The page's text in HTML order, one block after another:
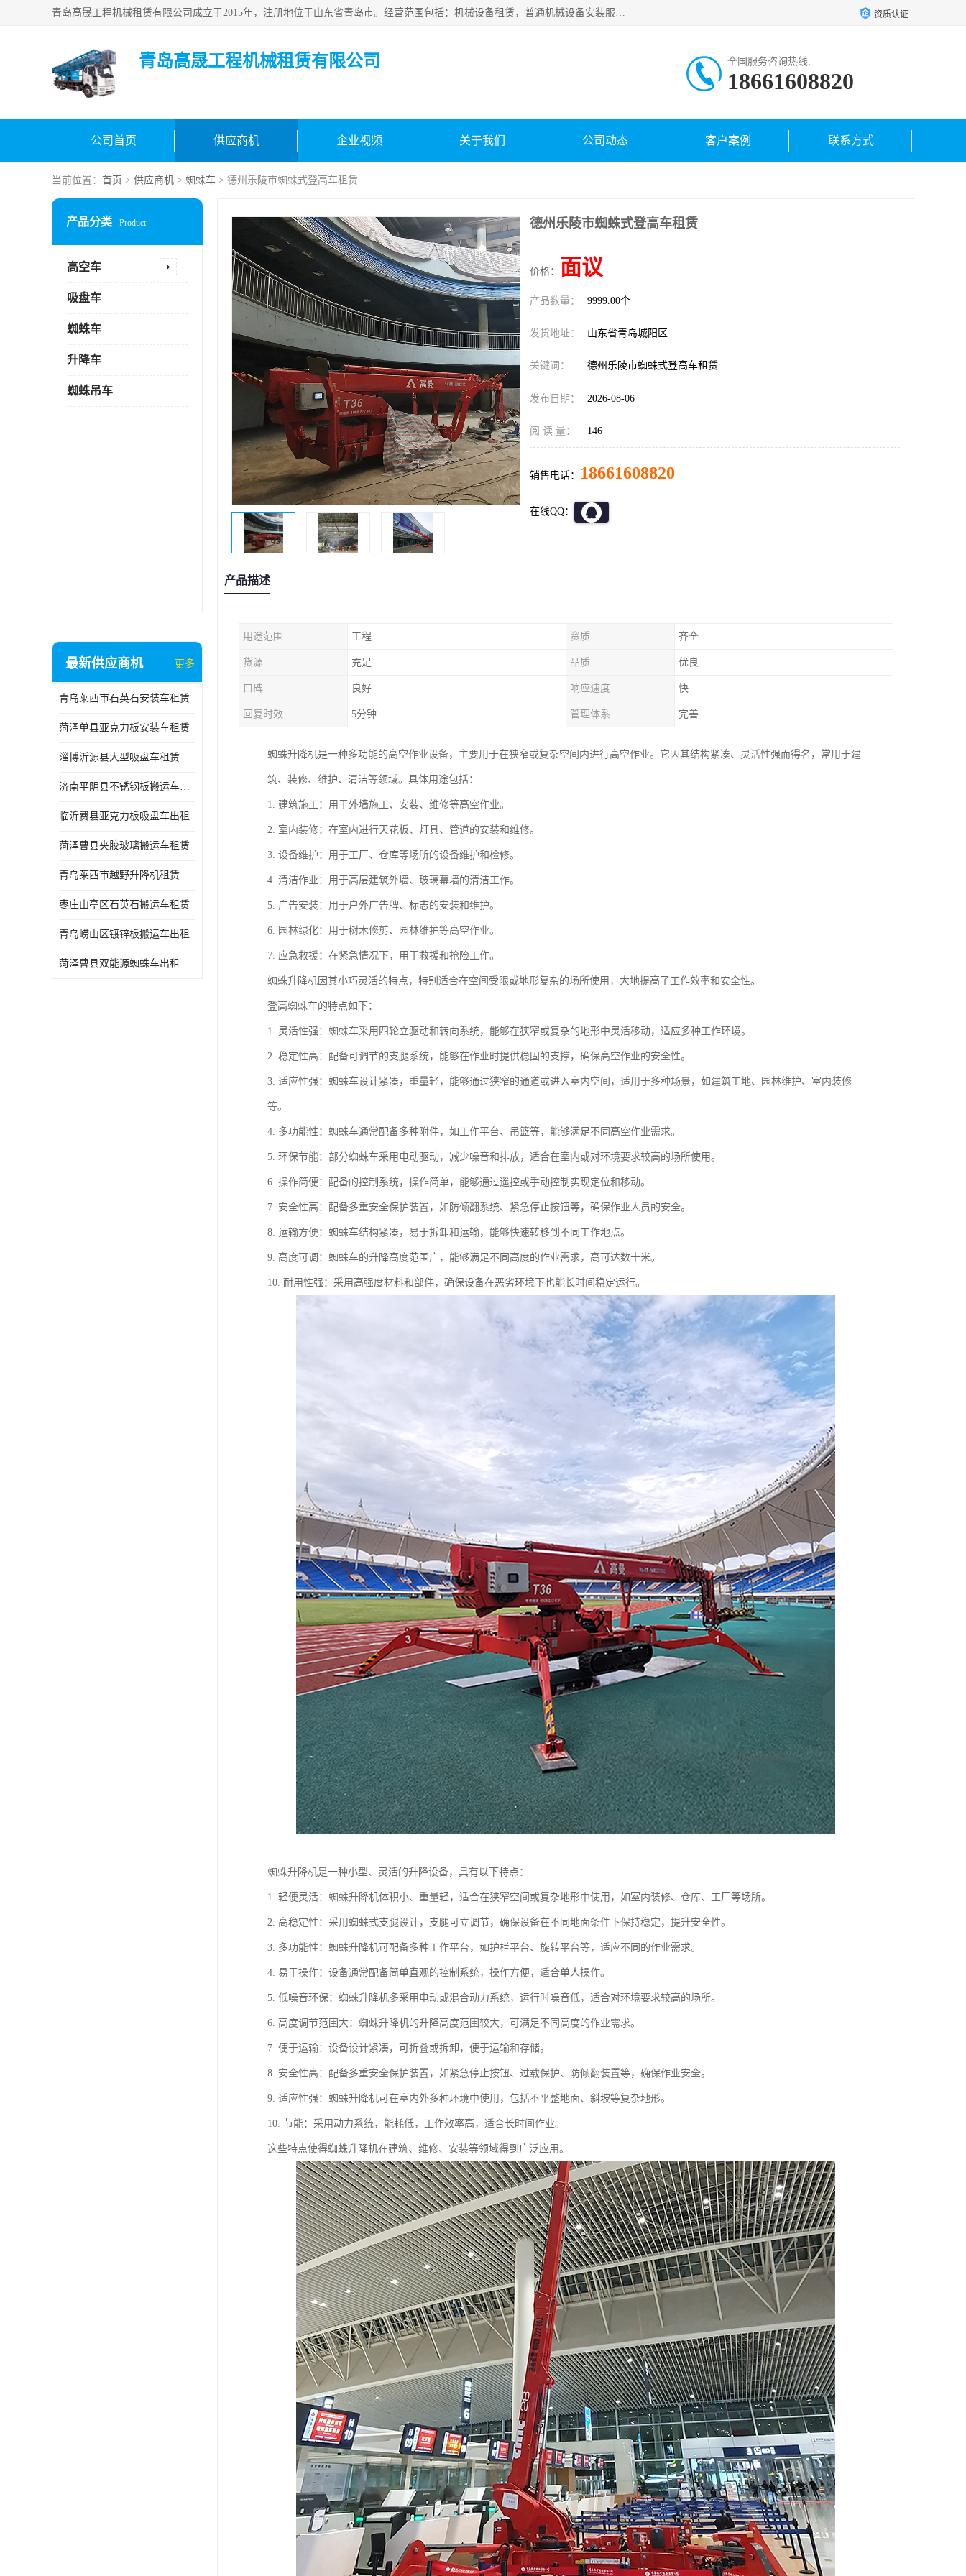
青岛高晟工程机械租赁有限公司成立于2015年，注册地位于山东省青岛市。经营范围包括：机械设备租赁，普通机械设备安装服务，电子、机械设备维护，专用设备修理，通用设备修理，机械设备销售，环境保护专用设备销售，建筑材料销售，专业保洁、清洗、消毒服务，劳动保护用品销售，信息技术咨询服务，汽车拖车、求援、清障服务，物业管理；工程管理服务，货物进出口，技术进出口，汽车销售，新能源汽车整车销售等。 资质认证
青岛高晟工程机械租赁有限公司 全国服务咨询热线:
18661608820
公司首页 供应商机 企业视频 关于我们 公司动态 客户案例 联系方式
当前位置： 首页 > 供应商机 > 蜘蛛车 > 德州乐陵市蜘蛛式登高车租赁
产品分类 Product
高空车
吸盘车
蜘蛛车
升降车
蜘蛛吊车
最新供应商机 更多
青岛莱西市石英石安装车租赁
菏泽单县亚克力板安装车租赁
淄博沂源县大型吸盘车租赁
济南平阴县不锈钢板搬运车出租
临沂费县亚克力板吸盘车出租
菏泽曹县夹胶玻璃搬运车租赁
青岛莱西市越野升降机租赁
枣庄山亭区石英石搬运车租赁
青岛崂山区镀锌板搬运车出租
菏泽曹县双能源蜘蛛车出租
德州乐陵市蜘蛛式登高车租赁
价格： 面议
产品数量： 9999.00个
发货地址： 山东省青岛城阳区
关键词： 德州乐陵市蜘蛛式登高车租赁
发布日期： 2026-08-06
阅 读 量： 146
销售电话： 18661608820
在线QQ：
产品描述
用途范围 工程 资质 齐全
货源 充足 品质 优良
口碑 良好 响应速度 快
回复时效 5分钟 管理体系 完善
蜘蛛升降机是一种多功能的高空作业设备，主要用于在狭窄或复杂空间内进行高空作业。它因其结构紧凑、灵活性强而得名，常用于建
筑、装修、维护、清洁等领域。具体用途包括：
1. 建筑施工：用于外墙施工、安装、维修等高空作业。
2. 室内装修：在室内进行天花板、灯具、管道的安装和维修。
3. 设备维护：用于工厂、仓库等场所的设备维护和检修。
4. 清洁作业：用于高层建筑外墙、玻璃幕墙的清洁工作。
5. 广告安装：用于户外广告牌、标志的安装和维护。
6. 园林绿化：用于树木修剪、园林维护等高空作业。
7. 应急救援：在紧急情况下，用于救援和抢险工作。
蜘蛛升降机因其小巧灵活的特点，特别适合在空间受限或地形复杂的场所使用，大地提高了工作效率和安全性。
登高蜘蛛车的特点如下：
1. 灵活性强：蜘蛛车采用四轮立驱动和转向系统，能够在狭窄或复杂的地形中灵活移动，适应多种工作环境。
2. 稳定性高：配备可调节的支腿系统，能够在作业时提供稳固的支撑，确保高空作业的安全性。
3. 适应性强：蜘蛛车设计紧凑，重量轻，能够通过狭窄的通道或进入室内空间，适用于多种场景，如建筑工地、园林维护、室内装修
等。
4. 多功能性：蜘蛛车通常配备多种附件，如工作平台、吊篮等，能够满足不同高空作业需求。
5. 环保节能：部分蜘蛛车采用电动驱动，减少噪音和排放，适合在室内或对环境要求较高的场所使用。
6. 操作简便：配备的控制系统，操作简单，能够通过遥控或手动控制实现定位和移动。
7. 安全性高：配备多重安全保护装置，如防倾翻系统、紧急停止按钮等，确保作业人员的安全。
8. 运输方便：蜘蛛车结构紧凑，易于拆卸和运输，能够快速转移到不同工作地点。
9. 高度可调：蜘蛛车的升降高度范围广，能够满足不同高度的作业需求，高可达数十米。
10. 耐用性强：采用高强度材料和部件，确保设备在恶劣环境下也能长时间稳定运行。
蜘蛛升降机是一种小型、灵活的升降设备，具有以下特点：
1. 轻便灵活：蜘蛛升降机体积小、重量轻，适合在狭窄空间或复杂地形中使用，如室内装修、仓库、工厂等场所。
2. 高稳定性：采用蜘蛛式支腿设计，支腿可立调节，确保设备在不同地面条件下保持稳定，提升安全性。
3. 多功能性：蜘蛛升降机可配备多种工作平台，如护栏平台、旋转平台等，适应不同的作业需求。
4. 易于操作：设备通常配备简单直观的控制系统，操作方便，适合单人操作。
5. 低噪音环保：蜘蛛升降机多采用电动或混合动力系统，运行时噪音低，适合对环境要求较高的场所。
6. 高度调节范围大：蜘蛛升降机的升降高度范围较大，可满足不同高度的作业需求。
7. 便于运输：设备设计紧凑，可折叠或拆卸，便于运输和存储。
8. 安全性高：配备多重安全保护装置，如紧急停止按钮、过载保护、防倾翻装置等，确保作业安全。
9. 适应性强：蜘蛛升降机可在室内外多种环境中使用，包括不平整地面、斜坡等复杂地形。
10. 节能：采用动力系统，能耗低，工作效率高，适合长时间作业。
这些特点使得蜘蛛升降机在建筑、维修、安装等领域得到广泛应用。